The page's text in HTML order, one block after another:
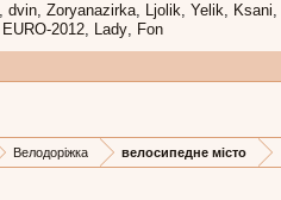
dvin Zoryanazirka Ljolik Yelik Ksani
EURO-2012 Lady Fon
Велодоріжка велосипедне місто